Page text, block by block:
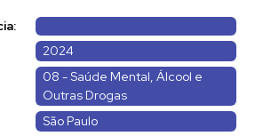
2024
08 - Saúde Mental, Álcool e
Outras Drogas
São Paulo